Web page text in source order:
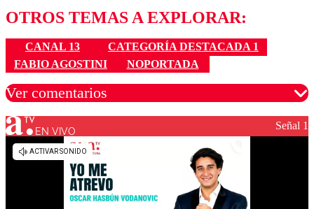
OTROS TEMAS A EXPLORAR:
CANAL 13
CATEGORÍA DESTACADA 1
FABIO AGOSTINI
NOPORTADA
Ver comentarios
Los comentarios son moderados para garantizar un
diálogo respetuoso.
EN VIVO Señal 1